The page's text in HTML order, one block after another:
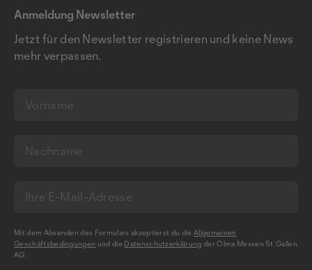
Anmeldung Newsletter
Jetzt für den Newsletter registrieren und keine News
mehr verpassen.
Mit dem Absenden des Formulars akzeptierst du dieAllgemeinen
Geschäftsbedingungen und die Datenschutzerklärung der Olma Messen St.Gallen
AG.